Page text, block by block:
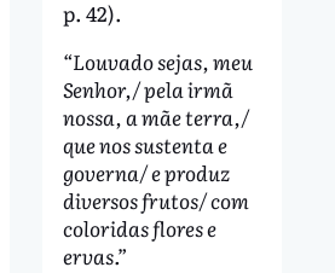
p. 42).
“Louvado sejas, meu
Senhor,/ pela irmã
nossa, a mãe terra,/
que nos sustenta e
governa/ e produz
diversos frutos/ com
coloridas flores e
ervas.”